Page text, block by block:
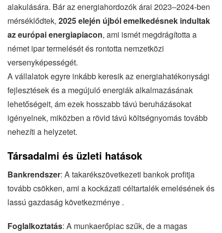
alakulására. Bár az energiahordozók árai 2023–2024-ben
mérséklődtek, 2025 elején újból emelkedésnek indultak
az európai energiapiacon, ami ismét megdrágította a
német ipar termelését és rontotta nemzetközi
versenyképességét.
A vállalatok egyre inkább keresik az energiahatékonysági
fejlesztések és a megújuló energiák alkalmazásának
lehetőségeit, ám ezek hosszabb távú beruházásokat
igényelnek, miközben a rövid távú költségnyomás tovább
nehezíti a helyzetet.
Társadalmi és üzleti hatások
Bankrendszer: A takarékszövetkezeti bankok profitja
tovább csökken, ami a kockázati céltartalék emelésének és
lassú gazdaság következménye .
Foglalkoztatás: A munkaerőpiac szűk, de a magas